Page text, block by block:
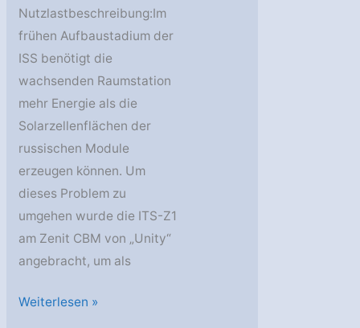
Nutzlastbeschreibung:Im
frühen Aufbaustadium der
ISS benötigt die
wachsenden Raumstation
mehr Energie als die
Solarzellenflächen der
russischen Module
erzeugen können. Um
dieses Problem zu
umgehen wurde die ITS-Z1
am Zenit CBM von „Unity“
angebracht, um als
SSAF-
Weiterlesen »